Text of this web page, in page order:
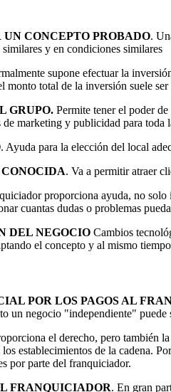
CONCEPTO PROBADO.
y en condiciones similares
supone efectuar la
monto total de la inversión suele ser
GRUPO. Permite tener el poder
marketing y publicidad para toda
. Ayuda para la elección del local
. Va a permitir atraer
proporciona ayuda, no
cuantas dudas o problemas
DEL NEGOCIO Cambios
el concepto y al mismo
POR LOS PAGOS AL
un negocio "independiente"
el derecho, pero también
establecimientos de la cadena.
por parte del franquiciador.
FRANQUICIADOR. En gran